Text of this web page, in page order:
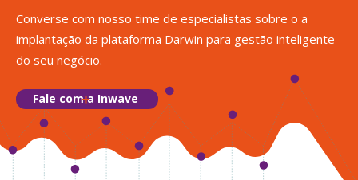
Converse com nosso time de especialistas sobre o a
implantação da plataforma Darwin para gestão inteligente
do seu negócio.
Fale com a Inwave